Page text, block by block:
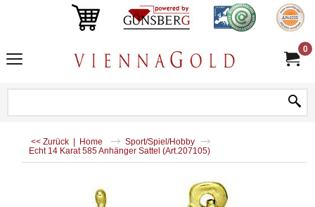
0
<< Zurück | Home
Sport/Spiel/Hobby
Echt 14 Karat 585 Anhänger Sattel (Art.207105)